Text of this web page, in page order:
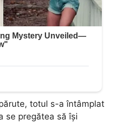
totul s-a întâmplat
se pregătea să își